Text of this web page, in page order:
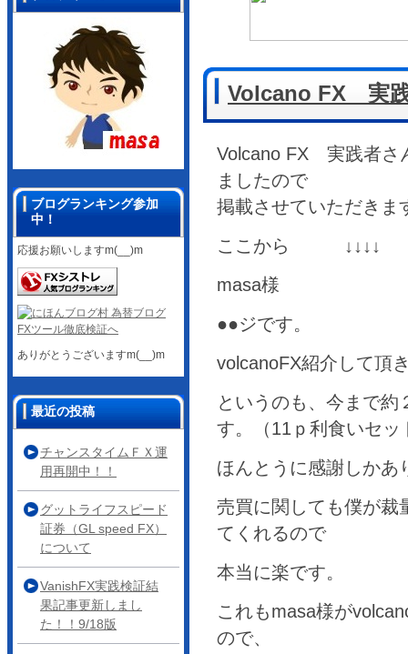
Volcano FX 実
Volcano FX 実践者さ
ましたので
掲載させていただきま
ここから ↓↓↓↓
masa様
●●ジです。
volcanoFX紹介して頂
というのも、今まで
す。（11ｐ利食いセッ
ほんとうに感謝しかあ
売買に関しても僕が裁
てくれるので
本当に楽です。
これもmasa様が
ので、
ブログランキング参加
中！
応援お願いしますm(__)m
ありがとうございますm(__)m
最近の投稿
チャンスタイムＦＸ運
用再開中！！
グットライフスピード
証券（GL speed FX）
について
VanishFX実践検証結
果記事更新しまし
た！！9/18版